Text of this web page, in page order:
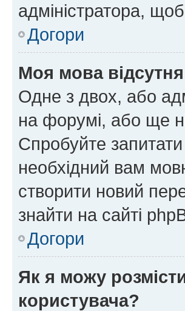
адміністратора,
Догори
Моя мова
Одне з двох, або
на форумі, або ще
Спробуйте
необхідний вам
створити новий
знайти на сайті
Догори
Як я можу
користувача?